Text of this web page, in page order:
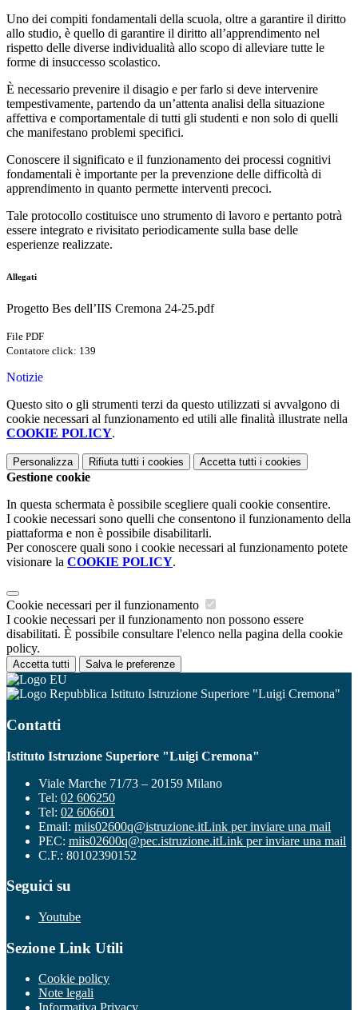
Uno dei compiti fondamentali della scuola, oltre a garantire il diritto
allo studio, è quello di garantire il diritto all’apprendimento nel
rispetto delle diverse individualità allo scopo di alleviare tutte le
forme di insuccesso scolastico.
È necessario prevenire il disagio e per farlo si deve intervenire
tempestivamente, partendo da un’attenta analisi della situazione
affettiva e comportamentale di tutti gli studenti e non solo di quelli
che manifestano problemi specifici.
Conoscere il significato e il funzionamento dei processi cognitivi
fondamentali è importante per la prevenzione delle difficoltà di
apprendimento in quanto permette interventi precoci.
Tale protocollo costituisce uno strumento di lavoro e pertanto potrà
essere integrato e rivisitato periodicamente sulla base delle
esperienze realizzate.
Allegati
Progetto Bes dell’IIS Cremona 24-25.pdf
File PDF
Contatore click: 139
Notizie
Questo sito o gli strumenti terzi da questo utilizzati si avvalgono di
cookie necessari al funzionamento ed utili alle finalità illustrate nella
COOKIE POLICY.
Personalizza Rifiuta tutti i cookies Accetta tutti i cookies
Gestione cookie
In questa schermata è possibile scegliere quali cookie consentire.
I cookie necessari sono quelli che consentono il funzionamento della
piattaforma e non è possibile disabilitarli.
Per conoscere quali sono i cookie necessari al funzionamento potete
visionare la COOKIE POLICY.
Cookie necessari per il funzionamento
I cookie necessari per il funzionamento non possono essere
disabilitati. È possibile consultare l'elenco nella pagina della cookie
policy.
Accetta tutti Salva le preferenze
Istituto Istruzione Superiore "Luigi Cremona"
Contatti
Istituto Istruzione Superiore "Luigi Cremona"
Viale Marche 71/73 – 20159 Milano
Tel: 02 606250
Tel: 02 606601
Email: miis02600q@istruzione.itLink per inviare una mail
PEC: miis02600q@pec.istruzione.itLink per inviare una mail
C.F.: 80102390152
Seguici su
Youtube
Sezione Link Utili
Cookie policy
Note legali